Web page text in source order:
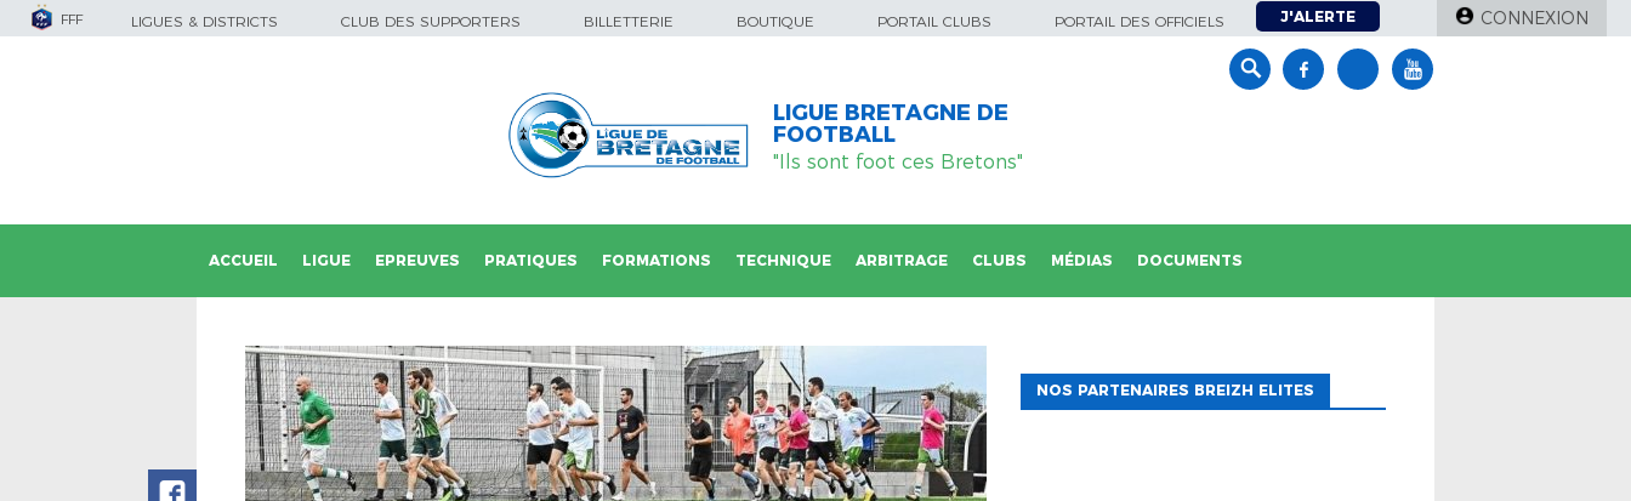
FFF LIGUES & DISTRICTS CLUB DES SUPPORTERS BILLETTERIE BOUTIQUE PORTAIL CLUBS PORTAIL DES OFFICIELS J'ALERTE CONNEXION
LIGUE BRETAGNE DE
FOOTBALL
"Ils sont foot ces Bretons"
ACCUEIL LIGUE EPREUVES PRATIQUES FORMATIONS TECHNIQUE ARBITRAGE CLUBS MÉDIAS DOCUMENTS
NOS PARTENAIRES BREIZH ELITES